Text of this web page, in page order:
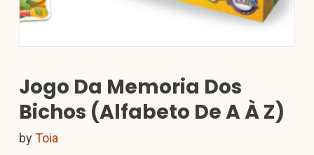
Jogo Da Memoria Dos
Bichos (Alfabeto De A À Z)
byToia